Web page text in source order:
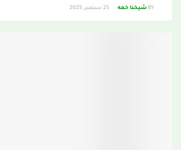
BY شيخنا خمه